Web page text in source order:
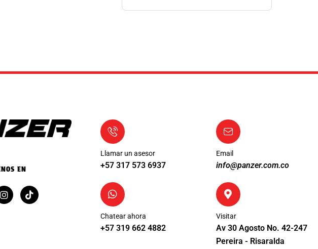
EN
Llamar un asesor
+57 317 573 6937
Chatear ahora
+57 319 662 4882
Email
info@panzer.com.co
Visitar
Av 30 Agosto No. 42-247
Pereira - Risaralda